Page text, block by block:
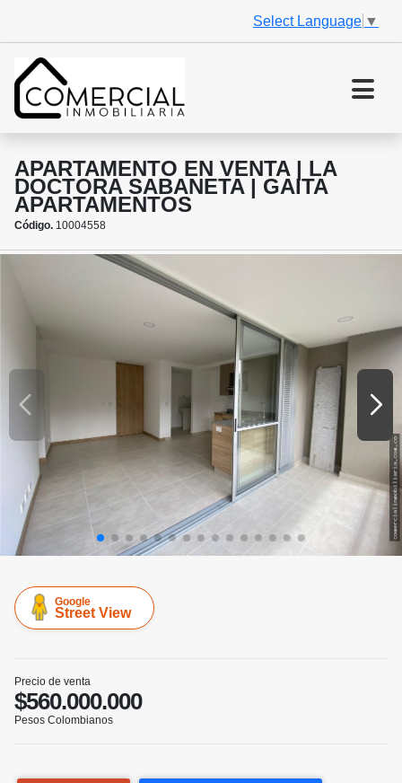
Select Language ▼
APARTAMENTO EN VENTA | LA
DOCTORA SABANETA | GAITA
APARTAMENTOS
Código. 10004558
Google
Street View
Precio de venta
$560.000.000
Pesos Colombianos